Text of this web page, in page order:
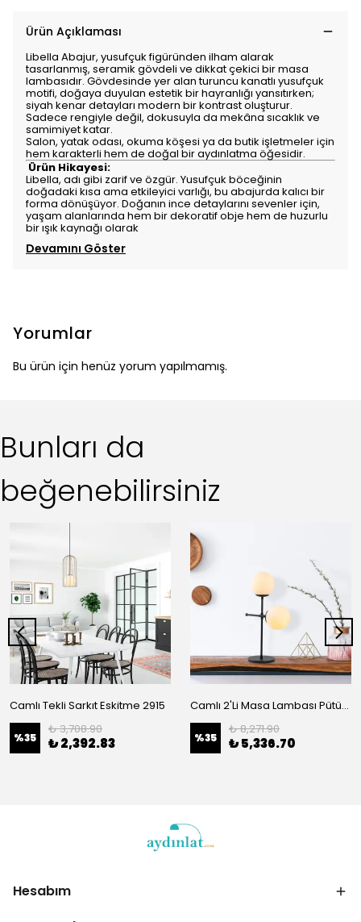
Ürün Açıklaması
Libella Abajur, yusufçuk figüründen ilham alarak
tasarlanmış, seramik gövdeli ve dikkat çekici bir masa
lambasıdır. Gövdesinde yer alan turuncu kanatlı yusufçuk
motifi, doğaya duyulan estetik bir hayranlığı yansıtırken;
siyah kenar detayları modern bir kontrast oluşturur.
Sadece rengiyle değil, dokusuyla da mekâna sıcaklık ve
samimiyet katar.
Salon, yatak odası, okuma köşesi ya da butik işletmeler için
hem karakterli hem de doğal bir aydınlatma öğesidir.
Ürün Hikayesi:
Libella, adı gibi zarif ve özgür. Yusufçuk böceğinin
doğadaki kısa ama etkileyici varlığı, bu abajurda kalıcı bir
forma dönüşüyor. Doğanın ince detaylarını sevenler için,
yaşam alanlarında hem bir dekoratif obje hem de huzurlu
bir ışık kaynağı olarak
Devamını Göster
Yorumlar
Bu ürün için henüz yorum yapılmamış.
Bunları da
beğenebilirsiniz
Camlı Tekli Sarkıt Eskitme 2915
%35
₺ 3,708.90
₺ 2,392.83
Camlı 2'Li Masa Lambası Pütürlü Siyah 954-1
%35
₺ 8,271.90
₺ 5,336.70
Hesabım